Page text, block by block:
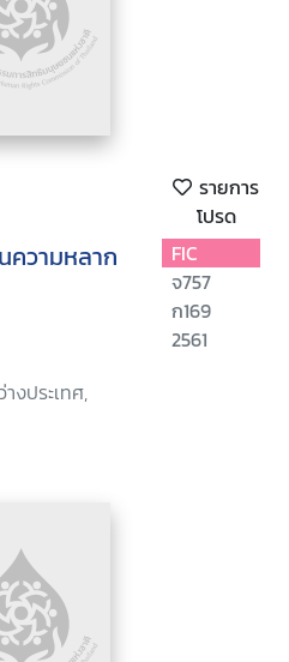
รายการ
โปรด
ความหลาก
งประเทศ,
FIC
จ757
ก169
2561